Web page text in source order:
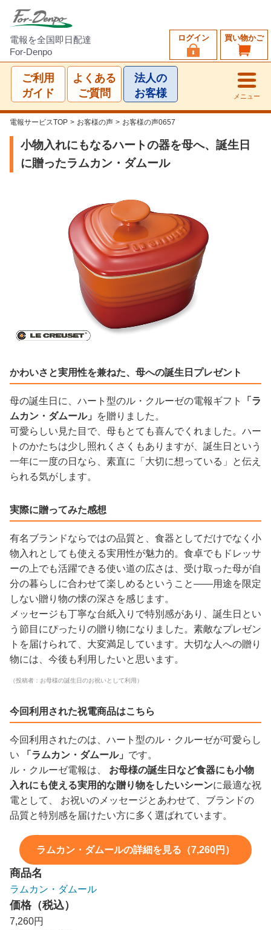
電報を全国即日配達
For-Denpo
買い物かご
ログイン
ご利用
ガイド
よくある
ご質問
法人の
お客様
メニュー
電報サービスTOP > お客様の声 > お客様の声0657
小物入れにもなるハートの器を母へ、誕生日
に贈ったラムカン・ダムール
かわいさと実用性を兼ねた、母への誕生日プレゼント
母の誕生日に、ハート型のル・クルーゼの電報ギフト
「ラ
ムカン・ダムール」
を贈りました。
可愛らしい見た目で、母もとても喜んでくれました。ハー
トのかたちは少し照れくさくもありますが、誕生日という
一年に一度の日なら、素直に「大切に想っている」と伝え
られる気がします。
実際に贈ってみた感想
有名ブランドならではの品質と、食器としてだけでなく小
物入れとしても使える実用性が魅力的。食卓でもドレッサ
ーの上でも活躍できる使い道の広さは、受け取った母が自
分の暮らしに合わせて楽しめるということ——用途を限定
しない贈り物の懐の深さを感じます。
メッセージも丁寧な台紙入りで特別感があり、誕生日とい
う節目にぴったりの贈り物になりました。素敵なプレゼン
トを届けられて、大変満足しています。大切な人への贈り
物には、今後も利用したいと思います。
（投稿者：お母様の誕生日のお祝いとして利用）
今回利用された祝電商品はこちら
今回利用されたのは、ハート型のル・クルーゼが可愛らし
い
「ラムカン・ダムール」 です。
ル・クルーゼ電報は、 お母様の誕生日など食器にも小物
入れにも使える実用的な贈り物をしたいシーンに最適な祝
電として、 お祝いのメッセージとあわせて、ブランドの
品質と特別感を届けたい方に多く選ばれています。
ラムカン・ダムールの詳細を見る（7,260円）
商品名
ラムカン・ダムール
価格（税込）
7,260円